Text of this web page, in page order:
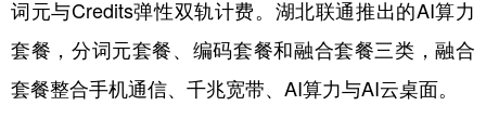
词元与Credits弹性双轨计费。湖北联通推出的AI算力
套餐，分词元套餐、编码套餐和融合套餐三类，融合
套餐整合手机通信、千兆宽带、AI算力与AI云桌面。